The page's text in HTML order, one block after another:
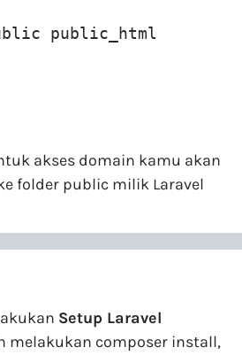
public_html
akses domain kamu akan
folder public milik Laravel
Setup Laravel
melakukan composer install,